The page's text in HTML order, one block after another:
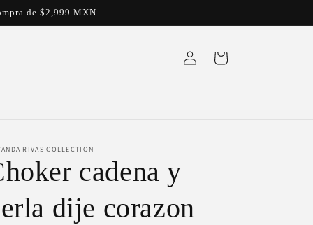
de $2,999 MXN
Iniciar
sesión
Carrito
RIVAS COLLECTION
cadena y
dije corazon